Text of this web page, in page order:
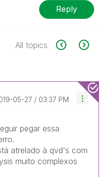
Reply
All topics
05-27 03:37 PM
pegar essa
atrelado à qvd's com
muito complexos